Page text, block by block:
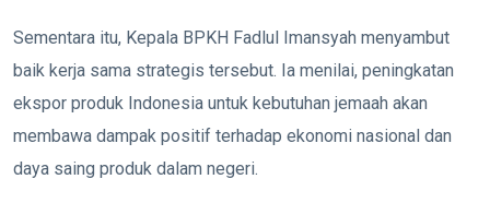
Sementara itu, Kepala BPKH Fadlul Imansyah menyambut
baik kerja sama strategis tersebut. Ia menilai, peningkatan
ekspor produk Indonesia untuk kebutuhan jemaah akan
membawa dampak positif terhadap ekonomi nasional dan
daya saing produk dalam negeri.